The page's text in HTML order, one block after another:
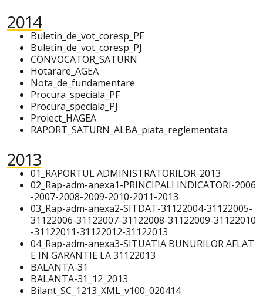
2014
Buletin_de_vot_coresp_PF
Buletin_de_vot_coresp_PJ
CONVOCATOR_SATURN
Hotarare_AGEA
Nota_de_fundamentare
Procura_speciala_PF
Procura_speciala_PJ
Proiect_HAGEA
RAPORT_SATURN_ALBA_piata_reglementata
2013
01_RAPORTUL ADMINISTRATORILOR-2013
02_Rap-adm-anexa1-PRINCIPALI INDICATORI-2006
-2007-2008-2009-2010-2011-2013
03_Rap-adm-anexa2-SITDAT-31122004-31122005-
31122006-31122007-31122008-31122009-31122010
-31122011-31122012-31122013
04_Rap-adm-anexa3-SITUATIA BUNURILOR AFLAT
E IN GARANTIE LA 31122013
BALANTA-31
BALANTA-31_12_2013
Bilant_SC_1213_XML_v100_020414